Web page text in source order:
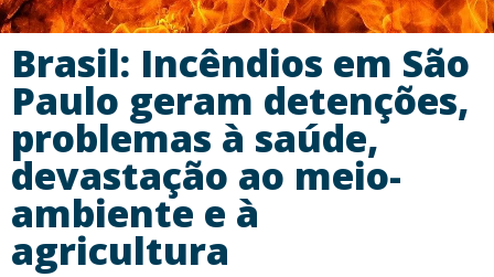
Brasil: Incêndios em São
Paulo geram detenções,
problemas à saúde,
devastação ao meio-
ambiente e à
agricultura